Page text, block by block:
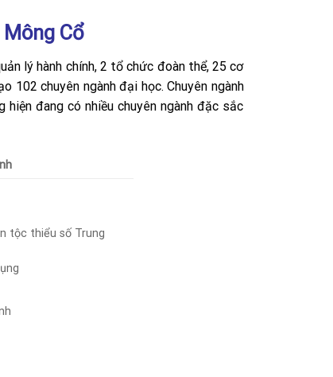
Cổ
lý hành chính, 2 tổ chức đoàn thể, 25 cơ
chuyên ngành đại học. Chuyên ngành
đang có nhiều chuyên ngành đặc sắc
tộc thiểu số Trung